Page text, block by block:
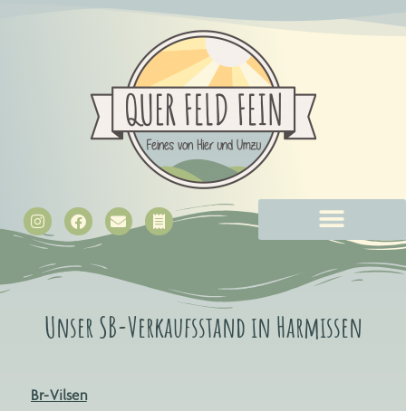
Unser SB-Verkaufsstand in Harmissen
Br-Vilsen